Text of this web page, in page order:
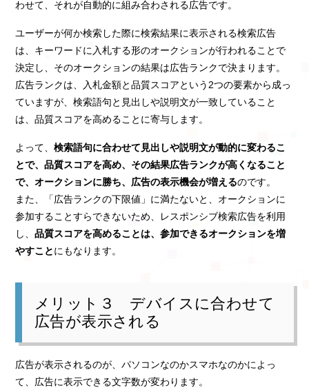
わせて、それが自動的に組み合わされる広告です。
ユーザーが何か検索した際に検索結果に表示される検索広告
は、キーワードに入札する形のオークションが行われることで
決定し、そのオークションの結果は広告ランクで決まります。
広告ランクは、入札金額と品質スコアという2つの要素から成っ
ていますが、検索語句と見出しや説明文が一致していること
は、品質スコアを高めることに寄与します。
よって、検索語句に合わせて見出しや説明文が動的に変わるこ
とで、品質スコアを高め、その結果広告ランクが高くなること
で、オークションに勝ち、広告の表示機会が増えるのです。
また、「広告ランクの下限値」に満たないと、オークションに
参加することすらできないため、レスポンシブ検索広告を利用
し、品質スコアを高めることは、参加できるオークションを増
やすことにもなります。
メリット３ デバイスに合わせて
広告が表示される
広告が表示されるのが、パソコンなのかスマホなのかによっ
て、広告に表示できる文字数が変わります。